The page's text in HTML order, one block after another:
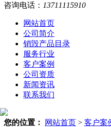
咨询电话： 13711115910
网站首页
公司简介
销毁产品目录
服务行业
客户案例
公司资质
新闻资讯
联系我们
您的位置： 网站首页 > 客户案